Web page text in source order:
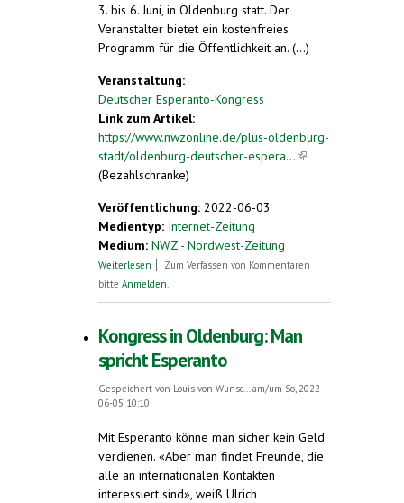
3. bis 6. Juni, in Oldenburg statt. Der
Veranstalter bietet ein kostenfreies
Programm für die Öffentlichkeit an. (...)
Veranstaltung:
Deutscher Esperanto-Kongress
Link zum Artikel:
https://www.nwzonline.de/plus-oldenburg-
stadt/oldenburg-deutscher-espera...(link is
(Bezahlschranke)
Veröffentlichung: 2022-06-03
Medientyp: Internet-Zeitung
Medium: NWZ - Nordwest-Zeitung
Weiterlesen über Kostenloses Angebot für
Zum Verfassen von Kommentaren
bitte Anmelden.
Kongress in Oldenburg: Man
spricht Esperanto
Gespeichert von Louis von Wunsc...
am/um So, 2022-
06-05 10:10
Mit Esperanto könne man sicher kein Geld
verdienen. «Aber man findet Freunde, die
alle an internationalen Kontakten
interessiert sind», weiß Ulrich